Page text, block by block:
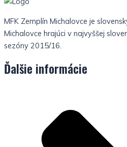
MFK Zemplín Michalovce je
Michalovce hrajúci v najvyššej
sezóny 2015/16.
Ďalšie informácie